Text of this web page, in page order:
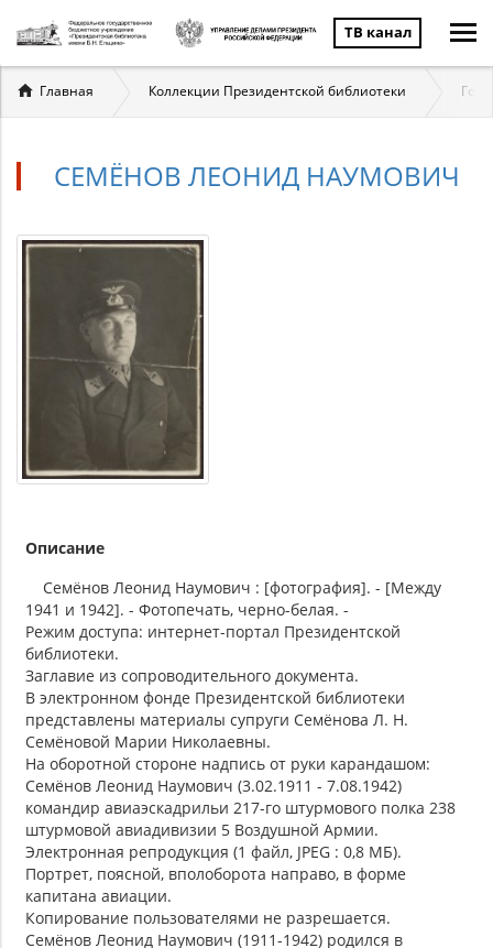
ТВ канал
Вы
здесь
Главная Коллекции Президентской библиотеки
СЕМЁНОВ ЛЕОНИД НАУМОВИЧ
Описание
Семёнов Леонид Наумович : [фотография]. - [Между
1941 и 1942]. - Фотопечать, черно-белая. -
Режим доступа: интернет-портал Президентской
библиотеки.
Заглавие из сопроводительного документа.
В электронном фонде Президентской библиотеки
представлены материалы супруги Семёнова Л. Н.
Семёновой Марии Николаевны.
На оборотной стороне надпись от руки карандашом:
Семёнов Леонид Наумович (3.02.1911 - 7.08.1942)
командир авиаэскадрильи 217-го штурмового полка 238
штурмовой авиадивизии 5 Воздушной Армии.
Электронная репродукция (1 файл, JPEG : 0,8 МБ).
Портрет, поясной, вполоборота направо, в форме
капитана авиации.
Копирование пользователями не разрешается.
Семёнов Леонид Наумович (1911-1942) родился в